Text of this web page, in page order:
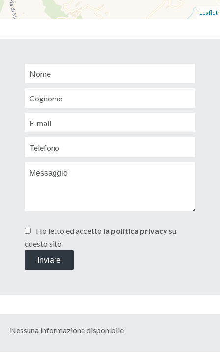
Leaflet
Ho letto ed accetto la politica privacysu
questo sito
Inviare
Nessuna informazione disponibile